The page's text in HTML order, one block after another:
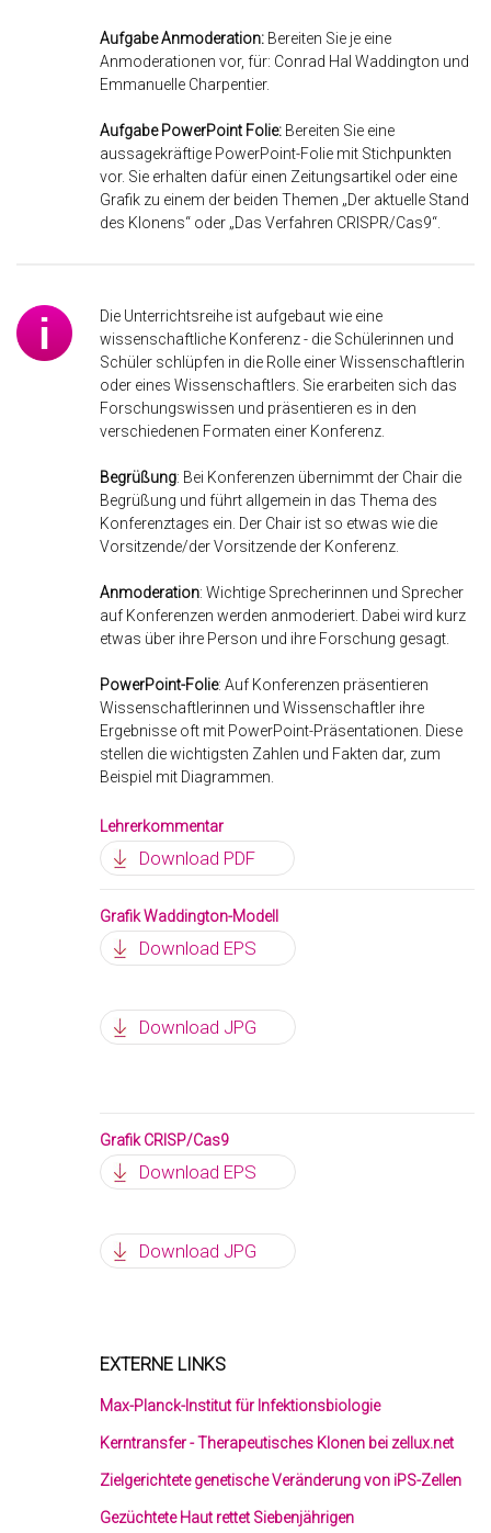
Aufgabe Anmoderation: Bereiten Sie je eine
Anmoderationen vor, für: Conrad Hal Waddington und
Emmanuelle Charpentier.
Aufgabe PowerPoint Folie: Bereiten Sie eine
aussagekräftige PowerPoint-Folie mit Stichpunkten
vor. Sie erhalten dafür einen Zeitungsartikel oder eine
Grafik zu einem der beiden Themen „Der aktuelle Stand
des Klonens“ oder „Das Verfahren CRISPR/Cas9“.
Die Unterrichtsreihe ist aufgebaut wie eine
wissenschaftliche Konferenz - die Schülerinnen und
Schüler schlüpfen in die Rolle einer Wissenschaftlerin
oder eines Wissenschaftlers. Sie erarbeiten sich das
Forschungswissen und präsentieren es in den
verschiedenen Formaten einer Konferenz.
Begrüßung: Bei Konferenzen übernimmt der Chair die
Begrüßung und führt allgemein in das Thema des
Konferenztages ein. Der Chair ist so etwas wie die
Vorsitzende/der Vorsitzende der Konferenz.
Anmoderation: Wichtige Sprecherinnen und Sprecher
auf Konferenzen werden anmoderiert. Dabei wird kurz
etwas über ihre Person und ihre Forschung gesagt.
PowerPoint-Folie: Auf Konferenzen präsentieren
Wissenschaftlerinnen und Wissenschaftler ihre
Ergebnisse oft mit PowerPoint-Präsentationen. Diese
stellen die wichtigsten Zahlen und Fakten dar, zum
Beispiel mit Diagrammen.
Lehrerkommentar
Download PDF
Grafik Waddington-Modell
Download EPS
Download JPG
Grafik CRISP/Cas9
Download EPS
Download JPG
EXTERNE LINKS
Max-Planck-Institut für Infektionsbiologie
Kerntransfer - Therapeutisches Klonen bei zellux.net
Zielgerichtete genetische Veränderung von iPS-Zellen
Gezüchtete Haut rettet Siebenjährigen